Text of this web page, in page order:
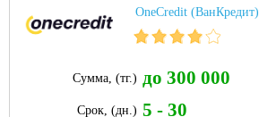
OneCredit (ВанКредит)
Сумма, (тг.) до 300 000
Срок, (дн.) 5 - 30